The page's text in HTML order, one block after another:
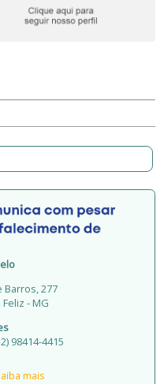
Barros, 277
- MG
98414-4415
mais